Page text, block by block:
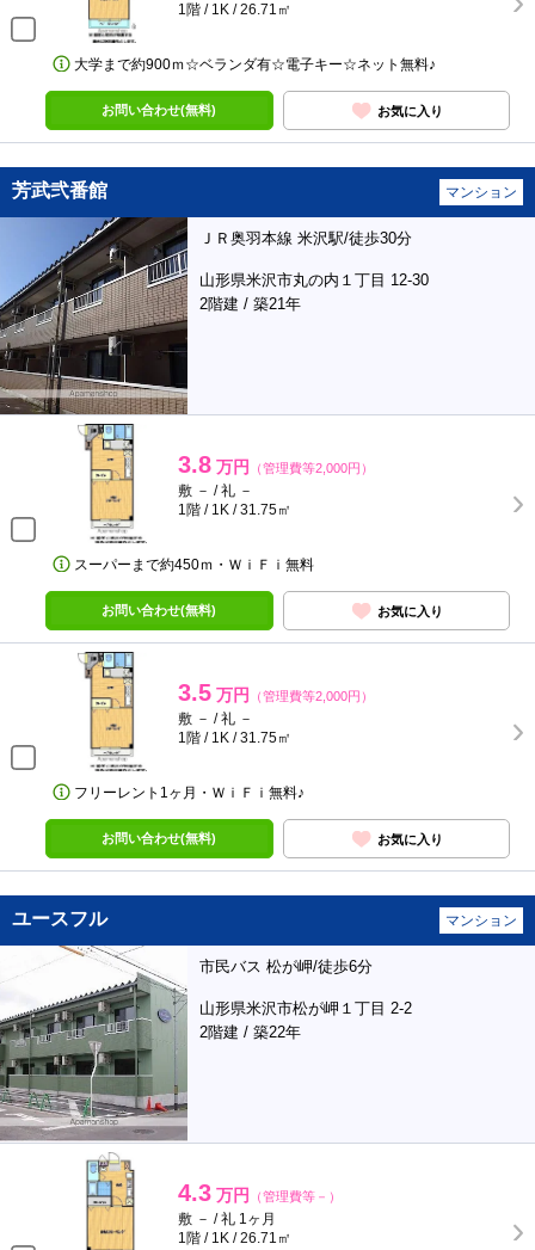
1階 / 1K / 26.71㎡
大学まで約900ｍ☆ベランダ有☆電子キー☆ネット無料♪
お問い合わせ(無料) お気に入り
芳武弐番館 マンション
ＪＲ奥羽本線 米沢駅/徒歩30分
山形県米沢市丸の内１丁目 12-30
2階建 / 築21年
3.8 万円 （管理費等2,000円）
敷 － / 礼 －
1階 / 1K / 31.75㎡
スーパーまで約450ｍ・ＷｉＦｉ無料
お問い合わせ(無料) お気に入り
3.5 万円 （管理費等2,000円）
敷 － / 礼 －
1階 / 1K / 31.75㎡
フリーレント1ヶ月・ＷｉＦｉ無料♪
お問い合わせ(無料) お気に入り
ユースフル マンション
市民バス 松が岬/徒歩6分
山形県米沢市松が岬１丁目 2-2
2階建 / 築22年
4.3 万円 （管理費等－）
敷 － / 礼 1ヶ月
1階 / 1K / 26.71㎡